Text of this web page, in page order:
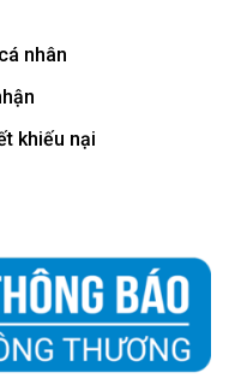
nhân
khiếu nại